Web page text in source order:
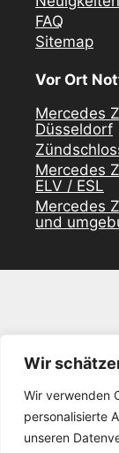
Wir
Wir verwenden
personalisierte
unseren
FAQ
Sitemap
Vor Ort
Mercedes
Düsseldorf
Mercedes
ELV / ESL
Mercedes
und